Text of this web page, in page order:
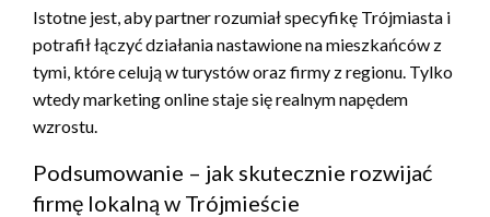
Istotne jest, aby partner rozumiał specyfikę Trójmiasta i
potrafił łączyć działania nastawione na mieszkańców z
tymi, które celują w turystów oraz firmy z regionu. Tylko
wtedy marketing online staje się realnym napędem
wzrostu.
Podsumowanie – jak skutecznie rozwijać
firmę lokalną w Trójmieście